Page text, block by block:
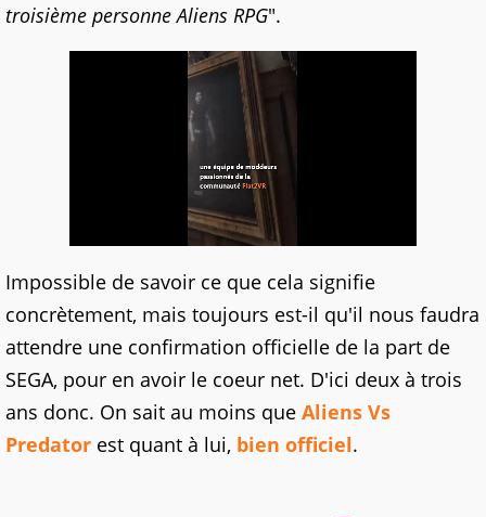
troisième personne Aliens RPG".
Impossible de savoir ce que cela signifie
concrètement, mais toujours est-il qu'il nous faudra
attendre une confirmation officielle de la part de
SEGA, pour en avoir le coeur net. D'ici deux à trois
ans donc. On sait au moins que Aliens Vs
Predator est quant à lui, bien officiel.